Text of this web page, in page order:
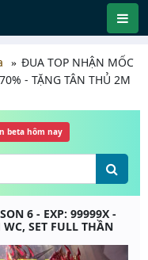
ĐUA TOP NHẬN MỐC
- TẶNG TÂN THỦ 2M
beta hôm nay
6 - EXP: 99999X -
SET FULL THẦN